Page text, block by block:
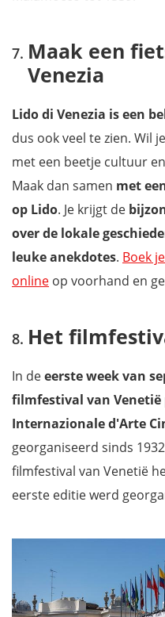
Maak een
Venezia
Lido di Venezia is een
dus ook veel te zien. Wil
met een beetje cultuur
Maak dan samen met
op Lido. Je krijgt de
over de lokale
leuke anekdotes. Boek
online op voorhand en
Het
In deeerste week van
filmfestival van
Internazionale d'Arte
georganiseerd sinds
filmfestival van Venetië
eerste editie werd